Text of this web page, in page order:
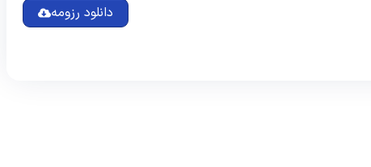
دانلود رزومه